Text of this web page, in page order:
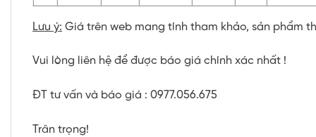
Lưu ý: Giá trên web mang tính tham khảo, sản phẩm
Vui lòng liên hệ để được báo giá chính xác nhất !
ĐT tư vấn và báo giá : 0977.056.675
Trân trọng!